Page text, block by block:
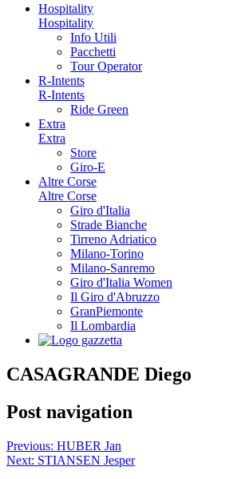
Hospitality
Hospitality
Info Utili
Pacchetti
Tour Operator
R-Intents
R-Intents
Ride Green
Extra
Extra
Store
Giro-E
Altre Corse
Altre Corse
Giro d'Italia
Strade Bianche
Tirreno Adriatico
Milano-Torino
Milano-Sanremo
Giro d'Italia Women
Il Giro d'Abruzzo
GranPiemonte
Il Lombardia
CASAGRANDE Diego
Post navigation
Previous: HUBER Jan
Next: STIANSEN Jesper